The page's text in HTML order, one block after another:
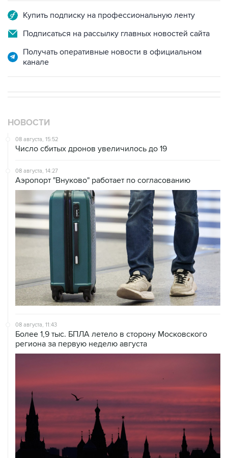
Купить подписку на профессиональную ленту
Подписаться на рассылку главных новостей сайта
Получать оперативные новости в официальном
канале
НОВОСТИ
08 августа, 15:52
Число сбитых дронов увеличилось до 19
08 августа, 14:27
Аэропорт "Внуково" работает по согласованию
08 августа, 11:43
Более 1,9 тыс. БПЛА летело в сторону Московского
региона за первую неделю августа